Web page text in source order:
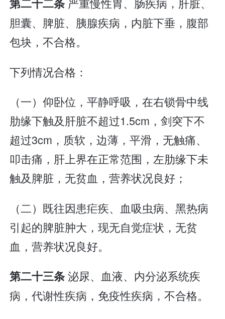
第二十二条
胆囊、脾脏、胰腺疾病，内脏下垂，腹部
包块，不合格。
下列情况合格：
（一）仰卧位，平静呼吸，在右锁骨中线
肋缘下触及肝脏不超过1.5cm，剑突下不
超过3cm，质软，边薄，平滑，无触痛、
叩击痛，肝上界在正常范围，左肋缘下未
触及脾脏，无贫血，营养状况良好；
（二）既往因患疟疾、血吸虫病、黑热病
引起的脾脏肿大，现无自觉症状，无贫
血，营养状况良好。
第二十三条泌尿、血液、内分泌系统疾
病，代谢性疾病，免疫性疾病，不合格。